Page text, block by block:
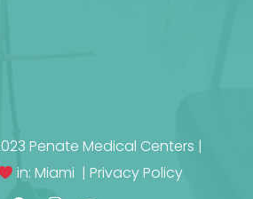
Penate Medical Centers |
in: Miami |Privacy Policy